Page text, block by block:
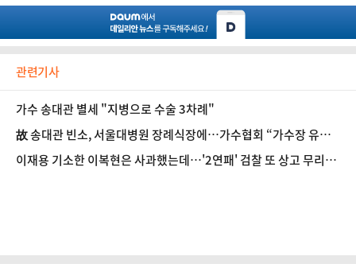
관련기사
가수 송대관 별세 "지병으로 수술 3차례"
故 송대관 빈소, 서울대병원 장례식장에…가수협회 “가수장 유족
뜻 따를 것”
이재용 기소한 이복현은 사과했는데…'2연패' 검찰 또 상고 무리